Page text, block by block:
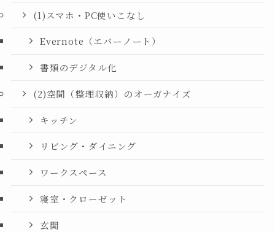
(1)スマホ・PC使いこなし
Evernote（エバーノート）
書類のデジタル化
(2)空間（整理収納）のオーガナイズ
キッチン
リビング・ダイニング
ワークスペース
寝室・クローゼット
玄関